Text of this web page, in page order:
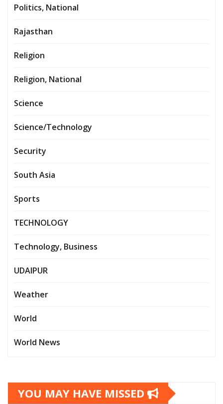
Politics, National
Rajasthan
Religion
Religion, National
Science
Science/Technology
Security
South Asia
Sports
TECHNOLOGY
Technology, Business
UDAIPUR
Weather
World
World News
YOU MAY HAVE MISSED